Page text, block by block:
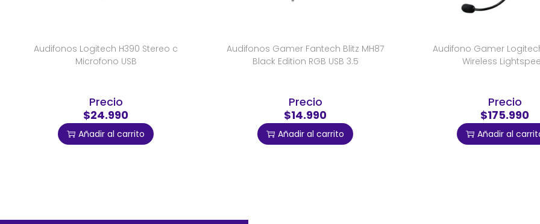
Audifonos Logitech H390 Stereo c
Microfono USB
Precio
$24.990
Añadir al carrito
Audifonos Gamer Fantech Blitz MH87
Black Edition RGB USB 3.5
Precio
$14.990
Añadir al carrito
Audifono Gamer
Wireless
Precio
$175.990
Añadir al